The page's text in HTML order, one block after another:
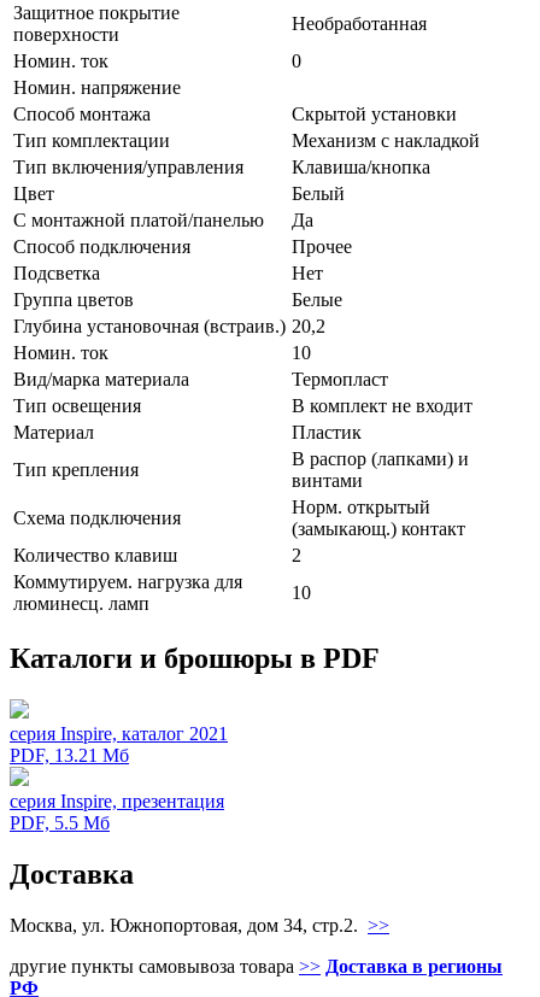
Защитное покрытие
поверхности
Необработанная
Номин. ток
0
Номин. напряжение
Способ монтажа
Скрытой установки
Тип комплектации
Механизм с накладкой
Тип включения/управления
Клавиша/кнопка
Цвет
Белый
С монтажной платой/панелью
Да
Способ подключения
Прочее
Подсветка
Нет
Группа цветов
Белые
Глубина установочная (встраив.) 20,2
Номин. ток
10
Вид/марка материала
Термопласт
Тип освещения
В комплект не входит
Материал
Пластик
Тип крепления
В распор (лапками) и
винтами
Схема подключения
Норм. открытый
(замыкающ.) контакт
Количество клавиш
2
Коммутируем. нагрузка для
люминесц. ламп
10
Каталоги и брошюры в PDF
серия Inspire, каталог 2021
PDF, 13.21 Мб
серия Inspire, презентация
PDF, 5.5 Мб
Доставка
Москва, ул. Южнопортовая, дом 34, стр.2. >>
другие пункты самовывоза товара >> Доставка в регионы
РФ